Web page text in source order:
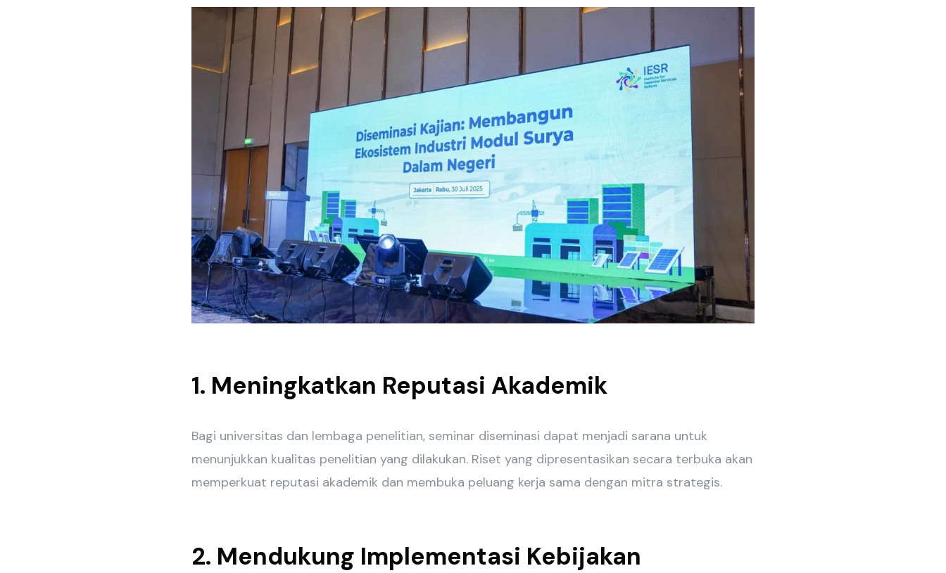
1. Meningkatkan Reputasi Akademik
Bagi universitas dan lembaga penelitian, seminar diseminasi dapat menjadi sarana untuk
menunjukkan kualitas penelitian yang dilakukan. Riset yang dipresentasikan secara terbuka akan
memperkuat reputasi akademik dan membuka peluang kerja sama dengan mitra strategis.
2. Mendukung Implementasi Kebijakan